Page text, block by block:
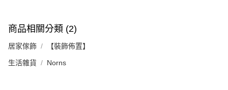
商品相關分類 (2)
居家傢飾 【裝飾佈置】
生活雜貨 Norns